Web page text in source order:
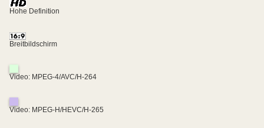
Hohe Definition
Breitbildschirm
Video: MPEG-4/AVC/H-264
Video: MPEG-H/HEVC/H-265